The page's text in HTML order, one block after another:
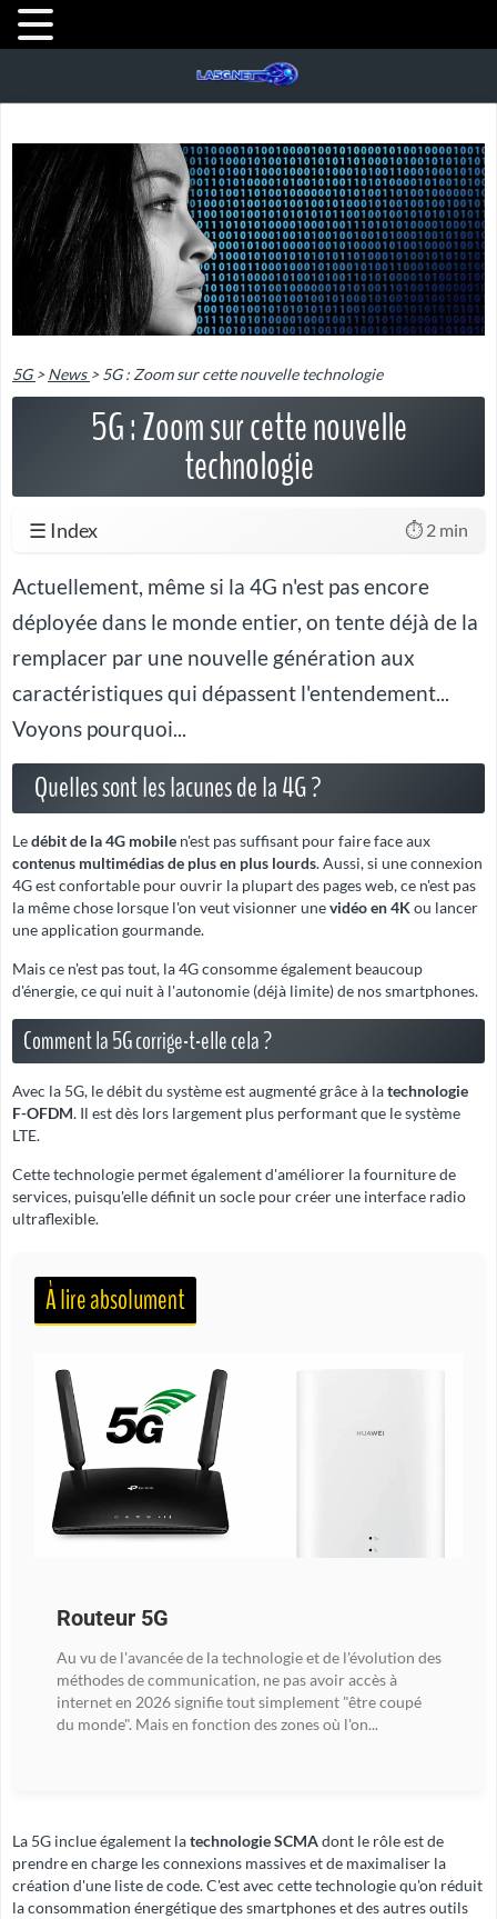
5G >News >5G : Zoom sur cette nouvelle technologie
5G : Zoom sur cette nouvelle
technologie
☰ Index ⏱️ 2 min
Actuellement, même si la 4G n'est pas encore
déployée dans le monde entier, on tente déjà de la
remplacer par une nouvelle génération aux
caractéristiques qui dépassent l'entendement...
Voyons pourquoi...
Quelles sont les lacunes de la 4G ?
Ledébit de la 4G mobile n'est pas suffisant pour faire face aux
contenus multimédias de plus en plus lourds. Aussi, si une connexion
4G est confortable pour ouvrir la plupart des pages web, ce n'est pas
la même chose lorsque l'on veut visionner unevidéo en 4K ou lancer
une application gourmande.
Mais ce n'est pas tout, la 4G consomme également beaucoup
d'énergie, ce qui nuit à l'autonomie (déjà limite) de nos smartphones.
Comment la 5G corrige-t-elle cela ?
Avec la 5G, le débit du système est augmenté grâce à latechnologie
F-OFDM. Il est dès lors largement plus performant que le système
LTE.
Cette technologie permet également d'améliorer la fourniture de
services, puisqu'elle définit un socle pour créer une interface radio
ultraflexible.
À lire absolument
Routeur 5G
Au vu de l'avancée de la technologie et de l'évolution des
méthodes de communication, ne pas avoir accès à
internet en 2026 signifie tout simplement "être coupé
du monde". Mais en fonction des zones où l'on...
La 5G inclue également latechnologie SCMAdont le rôle est de
prendre en charge les connexions massives et de maximaliser la
création d'une liste de code. C'est avec cette technologie qu'on réduit
la consommation énergétique des smartphones et des autres outils